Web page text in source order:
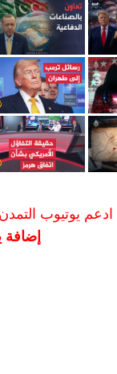
ادعم يوتيوب